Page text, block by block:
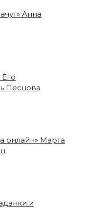
Анна
Песцова
онлайн» Марта
и